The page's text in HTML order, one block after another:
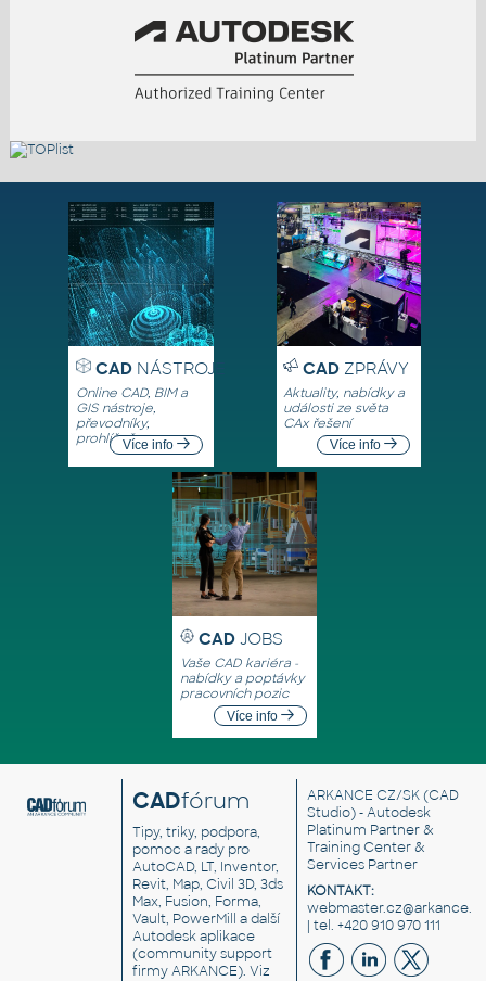
CADNÁSTROJE
Online CAD, BIM a
GIS nástroje,
převodníky,
prohlížečeVíce info
CADZPRÁVY
Aktuality, nabídky a
události ze světa
CAx řešení
Více info
CAD JOBS
Vaše CAD kariéra -
nabídky a poptávky
pracovních pozic
Více info
CADfórum
Tipy, triky, podpora,
pomoc a rady pro
AutoCAD, LT, Inventor,
Revit, Map, Civil 3D, 3ds
Max, Fusion, Forma,
Vault, PowerMill a další
Autodesk aplikace
(community support
firmy ARKANCE). Viz
ARKANCE CZ/SK(CAD
Studio) - Autodesk
Platinum Partner &
Training Center &
Services Partner
KONTAKT:
| tel. +420 910 970 111